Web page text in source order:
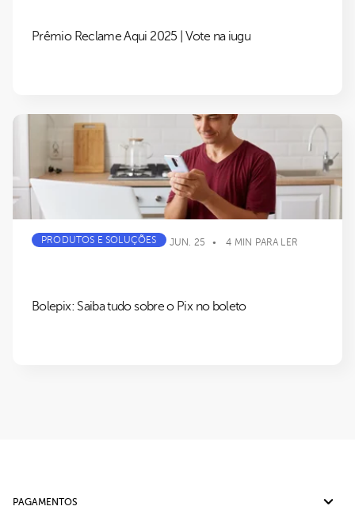
Prêmio Reclame Aqui 2025 | Vote na iugu
PRODUTOS E SOLUÇÕES JUN. 25 4 MIN PARA LER
Bolepix: Saiba tudo sobre o Pix no boleto
PAGAMENTOS